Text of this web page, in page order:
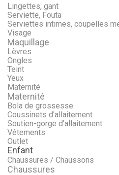
Lingettes, gant
Serviette, Fouta
Serviettes intimes, coupelles
Visage
Maquillage
Lèvres
Ongles
Teint
Yeux
Maternité
Maternité
Bola de grossesse
Coussinets d'allaitement
Soutien-gorge d'allaitement
Vêtements
Outlet
Enfant
Chaussures / Chaussons
Chaussures